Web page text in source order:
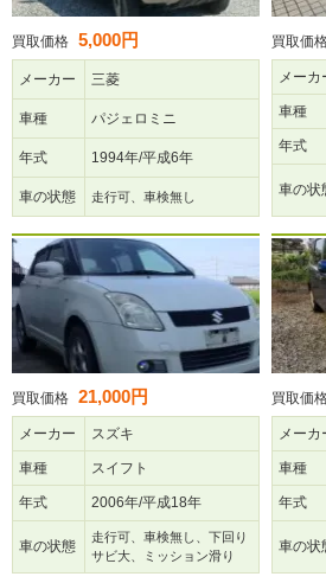
買取価格 5,000円
メーカー 三菱
車種 パジェロミニ
年式 1994年/平成6年
車の状態 走行可、車検無し
買取価
メーカ
車種
年式
車の状
買取価格 21,000円
メーカー スズキ
車種 スイフト
年式 2006年/平成18年
車の状態
走行可、車検無し、下回り
サビ大、ミッション滑り
買取価
メーカ
車種
年式
車の状